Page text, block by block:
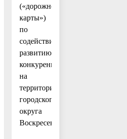
(«дорожной
карты»)
по
содействию
развитию
конкуренции
на
территории
городского
округа
Воскресенск.